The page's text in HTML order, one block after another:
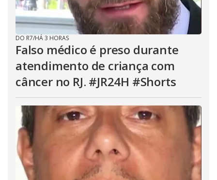
DO R7/HÁ 3 HORAS
Falso médico é preso durante
atendimento de criança com
câncer no RJ. #JR24H #Shorts